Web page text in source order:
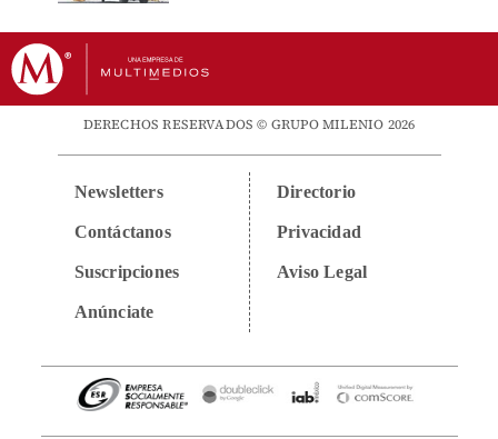
DERECHOS RESERVADOS © GRUPO MILENIO 2026
Newsletters
Contáctanos
Suscripciones
Anúnciate
Directorio
Privacidad
Aviso Legal